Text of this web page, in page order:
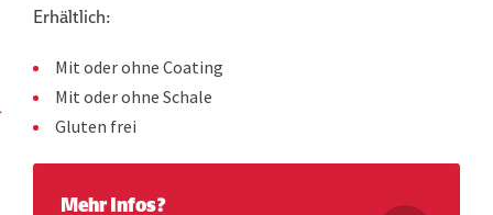
Erhältlich:
Mit oder ohne Coating
Mit oder ohne Schale
Gluten frei
Mehr Infos?